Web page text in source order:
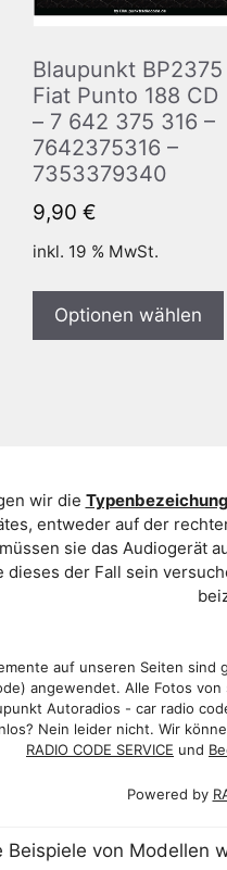
Blaupunkt BP2375
Fiat Punto 188 CD
– 7 642 375 316 –
7642375316 –
7353379340
9,90 €
inkl. 19 % MwSt.
Optionen wählen
wir die
entweder auf der
sie das Audiogerät
der Fall sein
auf unseren Seiten
angewendet. Alle Fotos
Autoradios - car radio
Nein leider nicht. Wir
RADIO CODE SERVICE und
Powered by